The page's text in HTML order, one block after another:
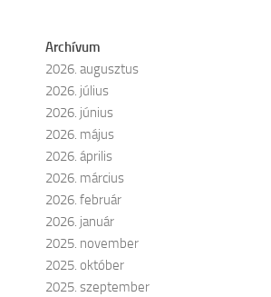
Archívum
2026. augusztus
2026. július
2026. június
2026. május
2026. április
2026. március
2026. február
2026. január
2025. november
2025. október
2025. szeptember